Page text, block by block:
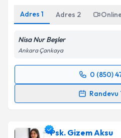
Adres 1 Adres 2
Nisa Nur Beşler
Ankara Çankaya
0 (850)
Randevu
Randevu Takvimi
takvim hazırlandığında e-
Psk. Gizem Aksu